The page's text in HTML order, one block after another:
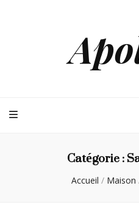
Catégorie :
Accueil / Maison